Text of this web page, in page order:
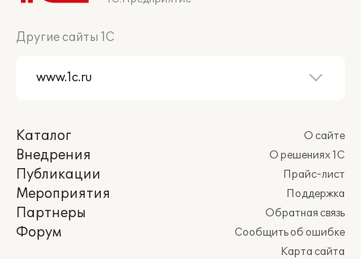
Другие сайты 1С
Каталог
Внедрения
Публикации
Мероприятия
Партнеры
Форум
О сайте
О решениях 1С
Прайс-лист
Поддержка
Обратная связь
Сообщить об ошибке
Карта сайта